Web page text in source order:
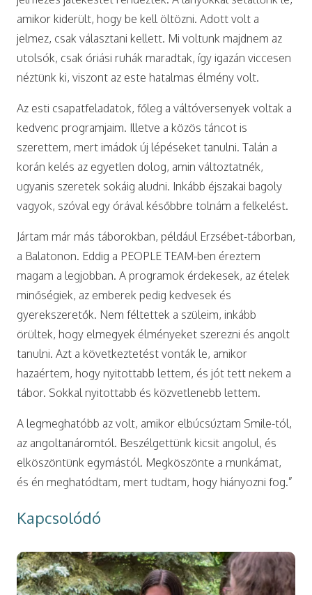
amikor kiderült, hogy be kell öltözni. Adott volt a
jelmez, csak választani kellett. Mi voltunk majdnem az
utolsók, csak óriási ruhák maradtak, így igazán viccesen
néztünk ki, viszont az este hatalmas élmény volt.
Az esti csapatfeladatok, főleg a váltóversenyek voltak a
kedvenc programjaim. Illetve a közös táncot is
szerettem, mert imádok új lépéseket tanulni. Talán a
korán kelés az egyetlen dolog, amin változtatnék,
ugyanis szeretek sokáig aludni. Inkább éjszakai bagoly
vagyok, szóval egy órával későbbre tolnám a felkelést.
Jártam már más táborokban, például Erzsébet-táborban,
a Balatonon. Eddig a PEOPLE TEAM-ben éreztem
magam a legjobban. A programok érdekesek, az ételek
minőségiek, az emberek pedig kedvesek és
gyerekszeretők. Nem féltettek a szüleim, inkább
örültek, hogy elmegyek élményeket szerezni és angolt
tanulni. Azt a következtetést vonták le, amikor
hazaértem, hogy nyitottabb lettem, és jót tett nekem a
tábor. Sokkal nyitottabb és közvetlenebb lettem.
A legmeghatóbb az volt, amikor elbúcsúztam Smile-tól,
az angoltanáromtól. Beszélgettünk kicsit angolul, és
elköszöntünk egymástól. Megköszönte a munkámat,
és én meghatódtam, mert tudtam, hogy hiányozni fog.”
Kapcsolódó